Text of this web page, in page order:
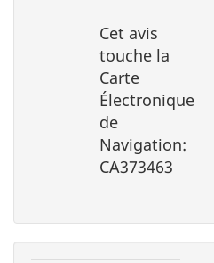
Cet avis
touche la
Carte
Électronique
de
Navigation:
CA373463